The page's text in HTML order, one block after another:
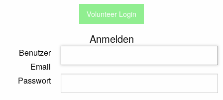
Volunteer Login
Anmelden
Benutzer
Email
Passwort